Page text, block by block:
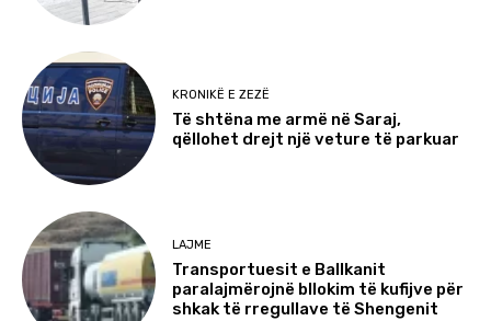
KRONIKË E ZEZË
Të shtëna me armë në Saraj,
qëllohet drejt një veture të parkuar
LAJME
Transportuesit e Ballkanit
paralajmërojnë bllokim të kufijve për
shkak të rregullave të Shengenit